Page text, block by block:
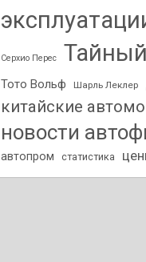
Серхио Перес
Тото Вольф Шарль Леклер
китайские
новости
автопром
статистика